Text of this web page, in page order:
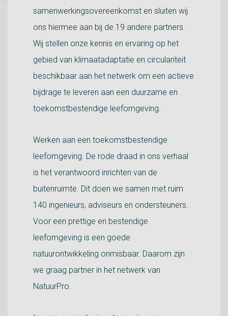
samenwerkingsovereenkomst en sluiten wij
ons hiermee aan bij de 19 andere partners.
Wij stellen onze kennis en ervaring op het
gebied van klimaatadaptatie en circulariteit
beschikbaar aan het netwerk om een actieve
bijdrage te leveren aan een duurzame en
toekomstbestendige leefomgeving.
Werken aan een toekomstbestendige
leefomgeving. De rode draad in ons verhaal
is het verantwoord inrichten van de
buitenruimte. Dit doen we samen met ruim
140 ingenieurs, adviseurs en ondersteuners.
Voor een prettige en bestendige
leefomgeving is een goede
natuurontwikkeling onmisbaar. Daarom zijn
we graag partner in het netwerk van
NatuurPro.